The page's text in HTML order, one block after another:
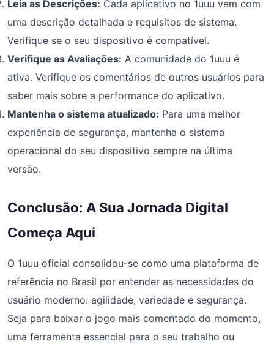
Leia as Descrições: Cada aplicativo no 1uuu vem com
uma descrição detalhada e requisitos de sistema.
Verifique se o seu dispositivo é compatível.
Verifique as Avaliações: A comunidade do 1uuu é
ativa. Verifique os comentários de outros usuários para
saber mais sobre a performance do aplicativo.
Mantenha o sistema atualizado: Para uma melhor
experiência de segurança, mantenha o sistema
operacional do seu dispositivo sempre na última
versão.
Conclusão: A Sua Jornada Digital
Começa Aqui
O 1uuu oficial consolidou-se como uma plataforma de
referência no Brasil por entender as necessidades do
usuário moderno: agilidade, variedade e segurança.
Seja para baixar o jogo mais comentado do momento,
uma ferramenta essencial para o seu trabalho ou